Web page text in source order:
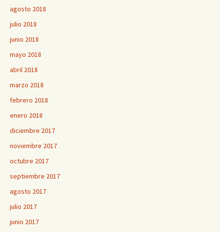
agosto 2018
julio 2018
junio 2018
mayo 2018
abril 2018
marzo 2018
febrero 2018
enero 2018
diciembre 2017
noviembre 2017
octubre 2017
septiembre 2017
agosto 2017
julio 2017
junio 2017